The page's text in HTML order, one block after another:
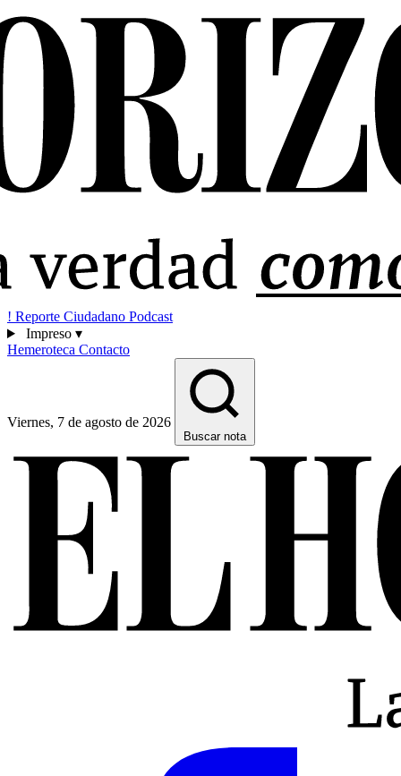
! Reporte Ciudadano Podcast
Impreso ▾
Hemeroteca Contacto
Viernes, 7 de agosto de 2026
Buscar nota